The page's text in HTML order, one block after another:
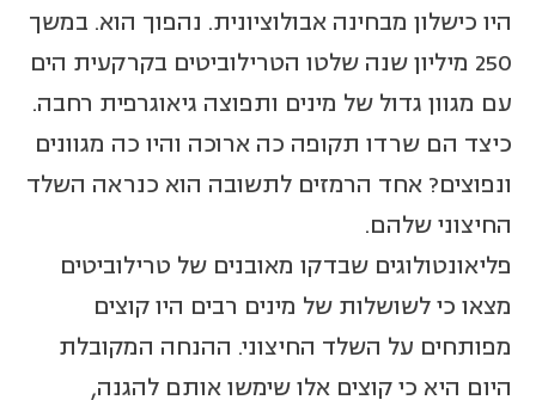
היו כישלון מבחינה אבולוציונית. נהפוך הוא. במשך
250 מיליון שנה שלטו הטרילוביטים בקרקעית הים
עם מגוון גדול של מינים ותפוצה גיאוגרפית רחבה.
כיצד הם שרדו תקופה כה ארוכה והיו כה מגוונים
ונפוצים? אחד הרמזים לתשובה הוא כנראה השלד
החיצוני שלהם.
פליאונטולוגים שבדקו מאובנים של טרילוביטים
מצאו כי לשושלות של מינים רבים היו קוצים
מפותחים על השלד החיצוני. ההנחה המקובלת
היום היא כי קוצים אלו שימשו אותם להגנה,